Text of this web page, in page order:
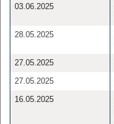
03.06.2025
28.05.2025
27.05.2025
27.05.2025
16.05.2025